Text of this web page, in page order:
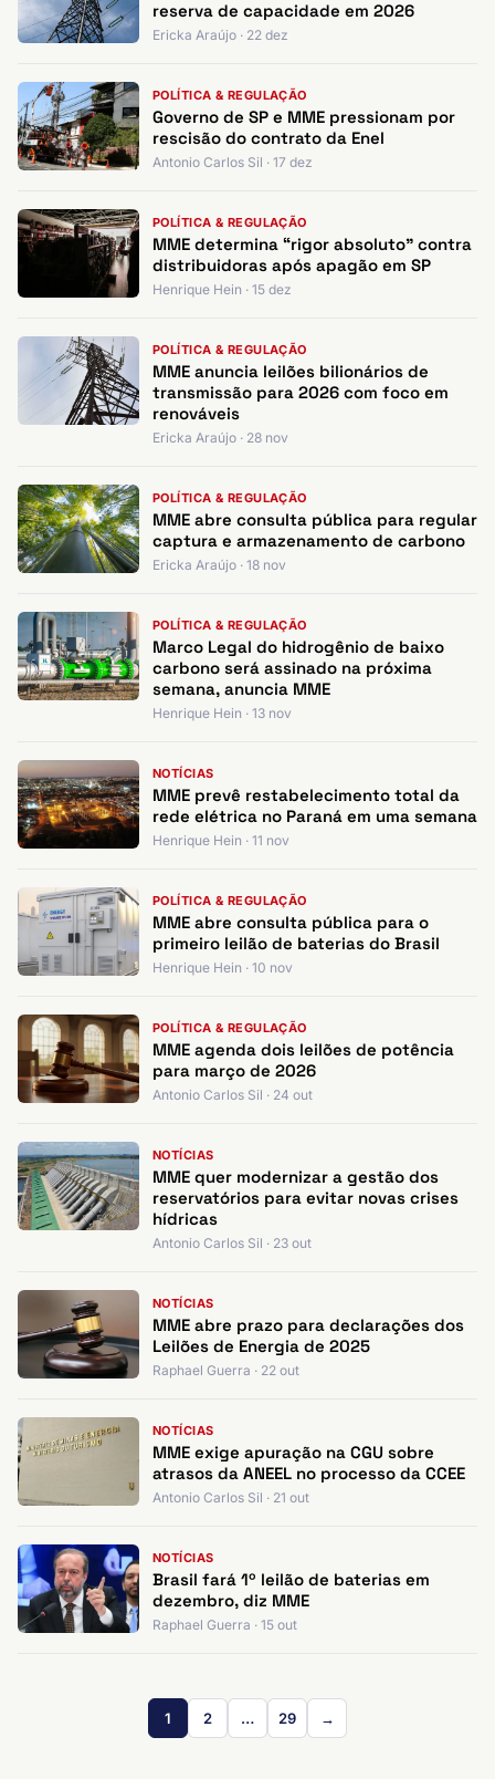
reserva de capacidade em 2026
Ericka Araújo · 22 dez
POLÍTICA & REGULAÇÃO
Governo de SP e MME pressionam por
rescisão do contrato da Enel
Antonio Carlos Sil · 17 dez
POLÍTICA & REGULAÇÃO
MME determina “rigor absoluto” contra
distribuidoras após apagão em SP
Henrique Hein · 15 dez
POLÍTICA & REGULAÇÃO
MME anuncia leilões bilionários de
transmissão para 2026 com foco em
renováveis
Ericka Araújo · 28 nov
POLÍTICA & REGULAÇÃO
MME abre consulta pública para regular
captura e armazenamento de carbono
Ericka Araújo · 18 nov
POLÍTICA & REGULAÇÃO
Marco Legal do hidrogênio de baixo
carbono será assinado na próxima
semana, anuncia MME
Henrique Hein · 13 nov
NOTÍCIAS
MME prevê restabelecimento total da
rede elétrica no Paraná em uma semana
Henrique Hein · 11 nov
POLÍTICA & REGULAÇÃO
MME abre consulta pública para o
primeiro leilão de baterias do Brasil
Henrique Hein · 10 nov
POLÍTICA & REGULAÇÃO
MME agenda dois leilões de potência
para março de 2026
Antonio Carlos Sil · 24 out
NOTÍCIAS
MME quer modernizar a gestão dos
reservatórios para evitar novas crises
hídricas
Antonio Carlos Sil · 23 out
NOTÍCIAS
MME abre prazo para declarações dos
Leilões de Energia de 2025
Raphael Guerra · 22 out
NOTÍCIAS
MME exige apuração na CGU sobre
atrasos da ANEEL no processo da CCEE
Antonio Carlos Sil · 21 out
NOTÍCIAS
Brasil fará 1º leilão de baterias em
dezembro, diz MME
Raphael Guerra · 15 out
1 2 … 29 →